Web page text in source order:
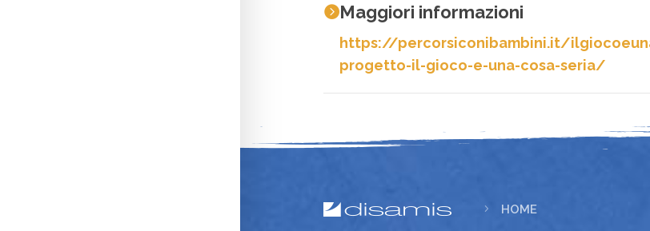
Maggiori informazioni
https://percorsiconibambini.it/
progetto-il-gioco-e-una-cosa-seria/
5 HOME